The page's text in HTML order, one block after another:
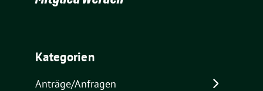
Kategorien
Anträge/Anfragen